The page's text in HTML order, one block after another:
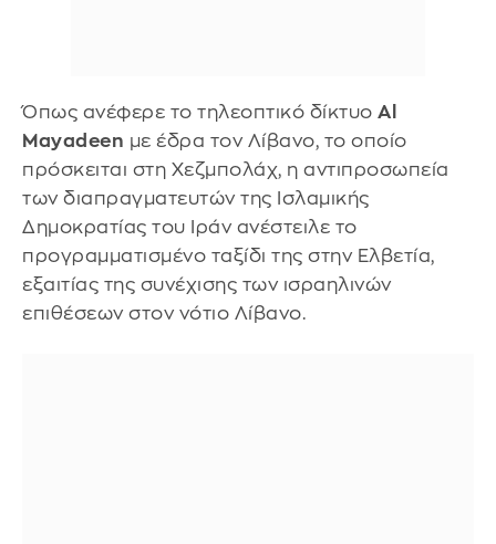
Όπως ανέφερε το τηλεοπτικό δίκτυο Al
Mayadeen με έδρα τον Λίβανο, το οποίο
πρόσκειται στη Χεζμπολάχ, η αντιπροσωπεία
των διαπραγματευτών της Ισλαμικής
Δημοκρατίας του Ιράν ανέστειλε το
προγραμματισμένο ταξίδι της στην Ελβετία,
εξαιτίας της συνέχισης των ισραηλινών
επιθέσεων στον νότιο Λίβανο.